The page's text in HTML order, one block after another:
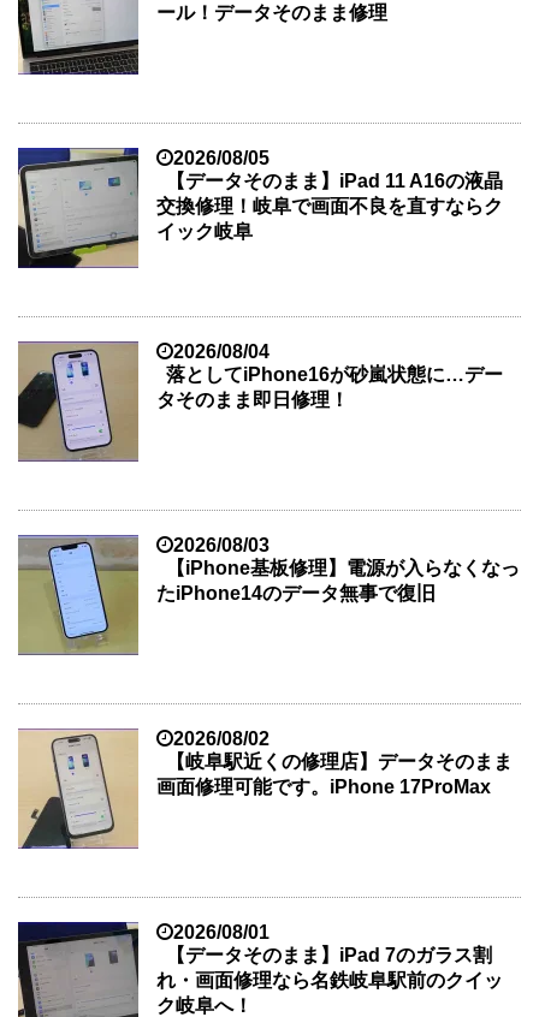
ール！データそのまま修理
2026/08/05
【データそのまま】iPad 11 A16の液晶
交換修理！岐阜で画面不良を直すならク
イック岐阜
2026/08/04
落としてiPhone16が砂嵐状態に…デー
タそのまま即日修理！
2026/08/03
【iPhone基板修理】電源が入らなくなっ
たiPhone14のデータ無事で復旧
2026/08/02
【岐阜駅近くの修理店】データそのまま
画面修理可能です。iPhone 17ProMax
2026/08/01
【データそのまま】iPad 7のガラス割
れ・画面修理なら名鉄岐阜駅前のクイッ
ク岐阜へ！